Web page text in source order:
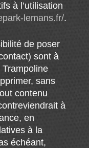
à l’utilisation
lemans.fr/.
de poser
sont à
Trampoline
sans
contenu
à
en
à la
échéant,